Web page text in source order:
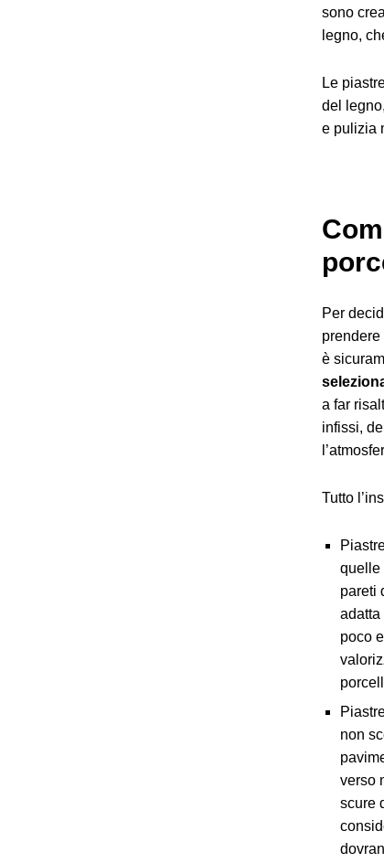
sono
legno,
Le
del
e pulizia
Per
è
a far
infissi,
Tutto
quelle
pareti
adatta
poco
non
verso
scure